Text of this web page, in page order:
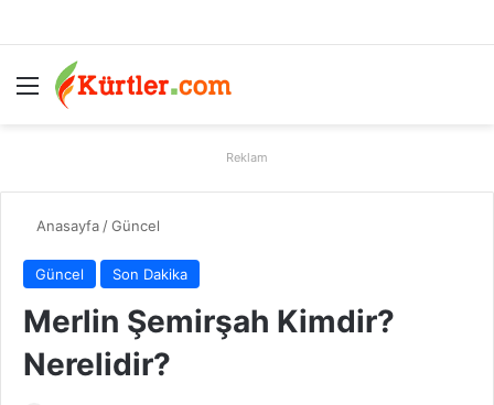
Menü
Reklam
Anasayfa /Güncel
Güncel Son Dakika
Merlin Şemirşah Kimdir?
Nerelidir?